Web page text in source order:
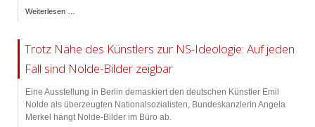
Weiterlesen …
Trotz Nähe des Künstlers zur NS-Ideologie: Auf jeden
Fall sind Nolde-Bilder zeigbar
Eine Ausstellung in Berlin demaskiert den deutschen Künstler Emil
Nolde als überzeugten Nationalsozialisten, Bundeskanzlerin Angela
Merkel hängt Nolde-Bilder im Büro ab.